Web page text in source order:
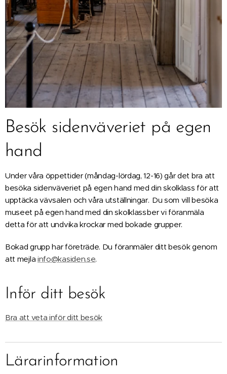
Besök sidenväveriet på egen
hand
Under våra öppettider (måndag-lördag, 12-16) går det bra att
besöka sidenväveriet på egen hand med din skolklass för att
upptäcka vävsalen och våra utställningar. Du som vill besöka
museet på egen hand med din skolklass ber vi föranmäla
detta för att undvika krockar med bokade grupper.
Bokad grupp har företräde. Du föranmäler ditt besök genom
att mejla info@kasiden.se.
Inför ditt besök
Bra att veta inför ditt besök
Lärarinformation